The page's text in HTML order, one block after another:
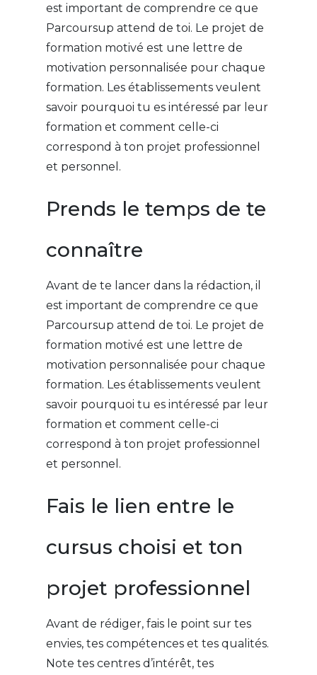
est important de comprendre ce que
Parcoursup attend de toi. Le projet de
formation motivé est une lettre de
motivation personnalisée pour chaque
formation. Les établissements veulent
savoir pourquoi tu es intéressé par leur
formation et comment celle-ci
correspond à ton projet professionnel
et personnel.
Prends le temps de te
connaître
Avant de te lancer dans la rédaction, il
est important de comprendre ce que
Parcoursup attend de toi. Le projet de
formation motivé est une lettre de
motivation personnalisée pour chaque
formation. Les établissements veulent
savoir pourquoi tu es intéressé par leur
formation et comment celle-ci
correspond à ton projet professionnel
et personnel.
Fais le lien entre le
cursus choisi et ton
projet professionnel
Avant de rédiger, fais le point sur tes
envies, tes compétences et tes qualités.
Note tes centres d’intérêt, tes